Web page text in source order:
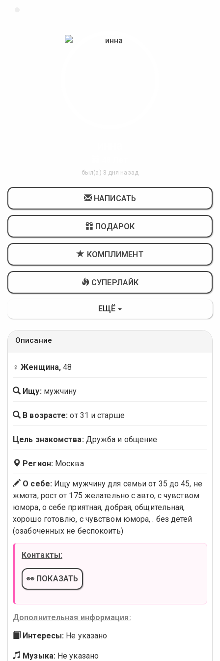
был(а) 3 дня назад
НАПИСАТЬ
ПОДАРОК
KОМПЛИМЕНТ
СУПЕРЛАЙК
ЕЩЁ
Описание
♀ Женщина, 48
Ищу: мужчину
В возрасте: от 31 и старше
Цель знакомства: Дружба и общение
Регион: Москва
О себе:Ищу мужчину для семьи от 35 до 45, не
жмота, рост от 175 желательно с авто, с чувством
юмора, о себе приятная, добрая, общительная,
хорошо готовлю, с чувством юмора, . без детей
(озабоченных не беспокоить)
Контакты:
👀 ПОКАЗАТЬ
Дополнительная информация:
Интересы: Не указано
Музыка: Не указано